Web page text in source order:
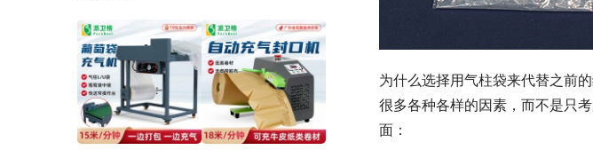
为什么选择用气柱袋来代替之前
很多各种各样的因素，而不是只
面：